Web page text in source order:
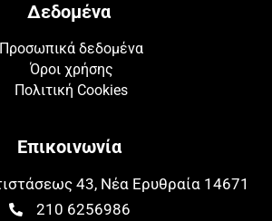
Δεδομένα
Προσωπικά δεδομένα
Όροι χρήσης
Πολιτική Cookies
Επικοινωνία
43, Νέα Ερυθραία 14671​​
210 6256986